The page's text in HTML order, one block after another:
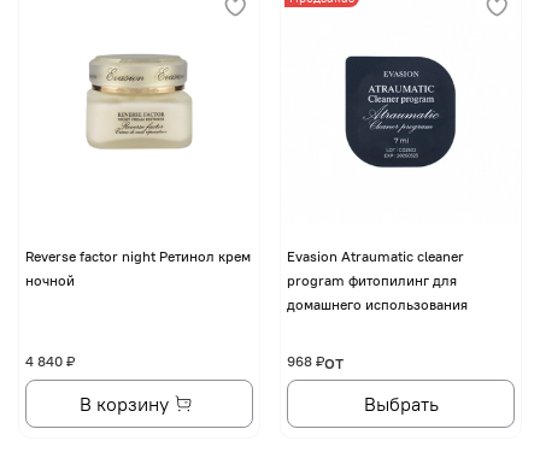
Reverse factor night Ретинол крем
ночной
4 840 ₽
В корзину
Evasion Atraumatic cleaner
program фитопилинг для
домашнего использования
от
968 ₽
Выбрать